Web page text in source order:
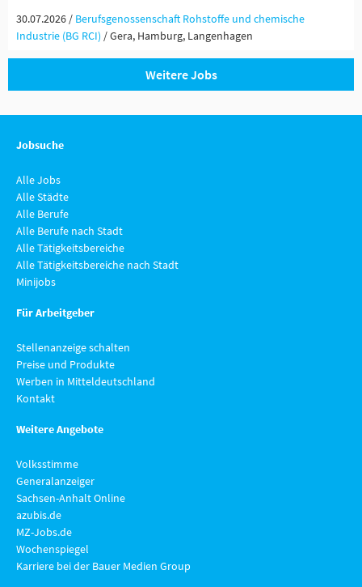
30.07.2026 / Berufsgenossenschaft Rohstoffe und chemische
Industrie (BG RCI) / Gera, Hamburg, Langenhagen
Weitere Jobs
Jobsuche
Alle Jobs
Alle Städte
Alle Berufe
Alle Berufe nach Stadt
Alle Tätigkeitsbereiche
Alle Tätigkeitsbereiche nach Stadt
Minijobs
Für Arbeitgeber
Stellenanzeige schalten
Preise und Produkte
Werben in Mitteldeutschland
Kontakt
Weitere Angebote
Volksstimme
Generalanzeiger
Sachsen-Anhalt Online
azubis.de
MZ-Jobs.de
Wochenspiegel
Karriere bei der Bauer Medien Group